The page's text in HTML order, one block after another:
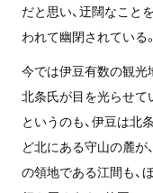
だと思い、迂闊なこと
われて幽閉されている。
今では伊豆有数の観光
北条氏が目を光らせて
というのも、伊豆は北
ど北にある守山の麓が
の領地である江間も、